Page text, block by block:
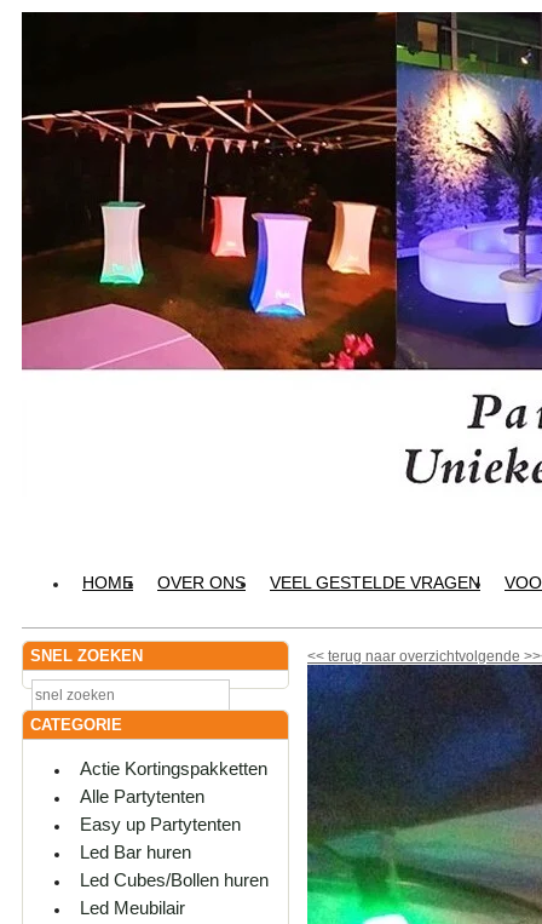
HOME OVER ONS VEEL GESTELDE VRAGEN
SNEL ZOEKEN
CATEGORIE
Actie Kortingspakketten
Alle Partytenten
Easy up Partytenten
Led Bar huren
Led Cubes/Bollen huren
Led Meubilair
<< terug naar overzichtvolgende >>